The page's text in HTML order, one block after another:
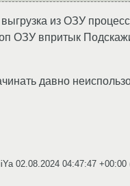
из ОЗУ
ОЗУ впритык
давно
02.08.2024 04:47:47 +00:00